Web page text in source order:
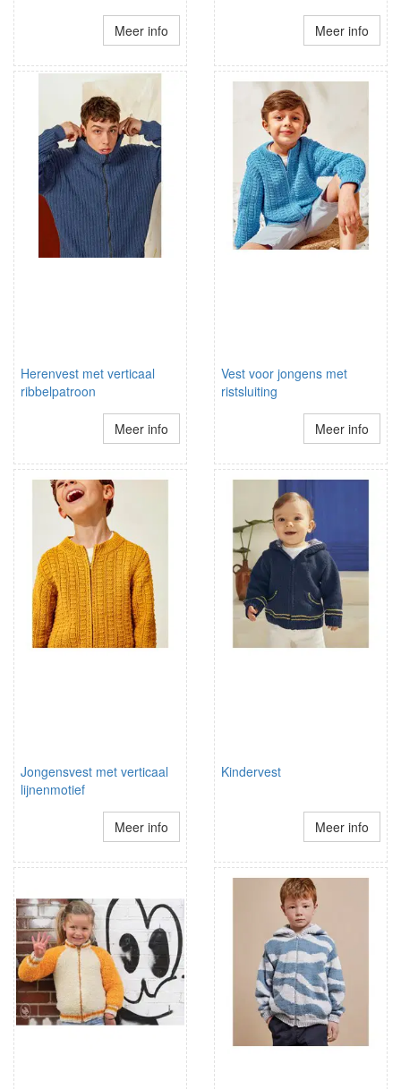
Meer info Meer info
Herenvest met verticaal
ribbelpatroon
Meer info
Vest voor jongens met
ristsluiting
Meer info
Jongensvest met verticaal
lijnenmotief
Meer info
Kindervest
Meer info